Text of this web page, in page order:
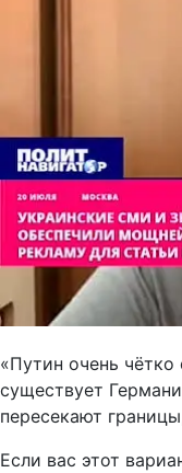
«Путин очень
существует
пересекают
Если вас этот